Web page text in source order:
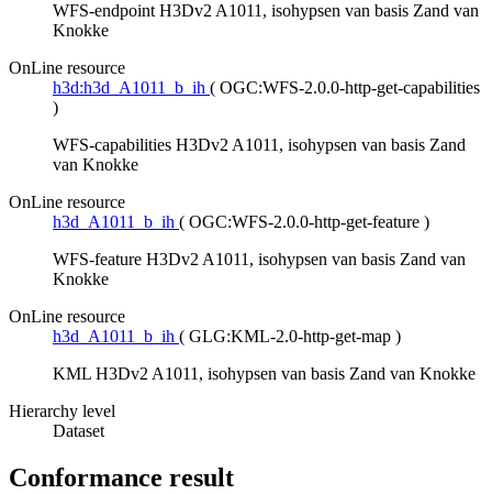
WFS-endpoint H3Dv2 A1011, isohypsen van basis Zand van
Knokke
OnLine resource
h3d:h3d_A1011_b_ih ( OGC:WFS-2.0.0-http-get-capabilities
)
WFS-capabilities H3Dv2 A1011, isohypsen van basis Zand
van Knokke
OnLine resource
h3d_A1011_b_ih ( OGC:WFS-2.0.0-http-get-feature )
WFS-feature H3Dv2 A1011, isohypsen van basis Zand van
Knokke
OnLine resource
h3d_A1011_b_ih ( GLG:KML-2.0-http-get-map )
KML H3Dv2 A1011, isohypsen van basis Zand van Knokke
Hierarchy level
Dataset
Conformance result